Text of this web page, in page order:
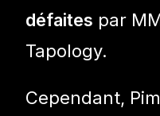
défaites par
Tapology.
Cependant,